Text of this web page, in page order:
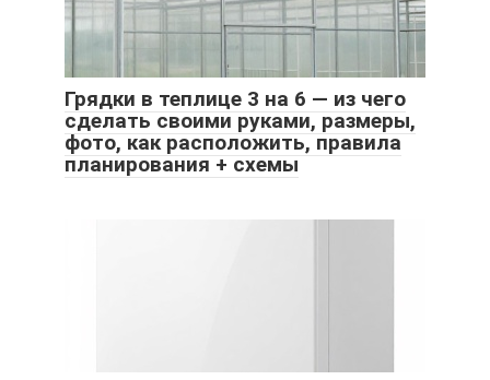
Грядки в теплице 3 на 6 — из чего
сделать своими руками, размеры,
фото, как расположить, правила
планирования + схемы